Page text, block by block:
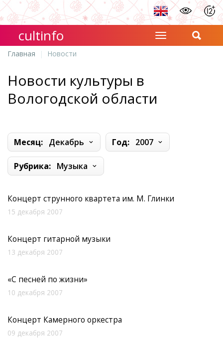
cultinfo
Главная Новости
Новости культуры в
Вологодской области
Месяц: Декабрь Год: 2007
Рубрика: Музыка
Концерт струнного квартета им. М. Глинки
15 декабря 2007
Концерт гитарной музыки
13 декабря 2007
«С песней по жизни»
10 декабря 2007
Концерт Камерного оркестра
09 декабря 2007